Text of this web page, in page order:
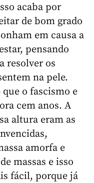
acaba por
de bom grado
em causa a
pensando
resolver os
na pele.
o fascismo e
cem anos. A
altura eram as
amorfa e
massas e isso
fácil, porque já